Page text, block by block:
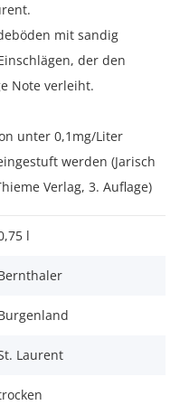
mit sandig
der den
Note verleiht.
unter 0,1mg/Liter
werden (Jarisch
Verlag, 3. Auflage)
l
Laurent